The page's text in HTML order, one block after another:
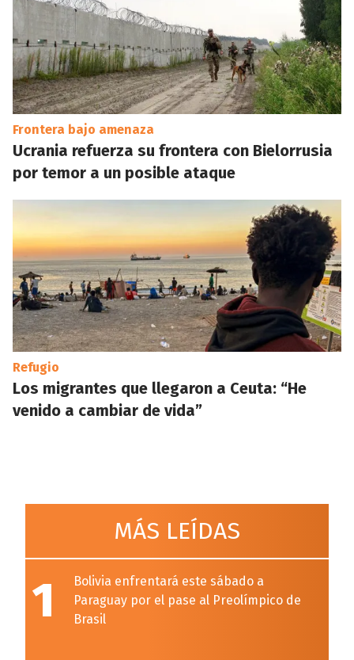
Frontera bajo amenaza
Ucrania refuerza su frontera con Bielorrusia
por temor a un posible ataque
Refugio
Los migrantes que llegaron a Ceuta: “He
venido a cambiar de vida”
MÁS LEÍDAS
1
Bolivia enfrentará este sábado a
Paraguay por el pase al Preolímpico de
Brasil